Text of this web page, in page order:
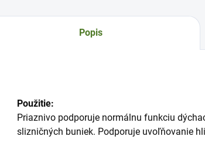
Popis
Použitie:
Priaznivo podporuje normálnu funkciu
slizničných buniek. Podporuje uvoľňovanie